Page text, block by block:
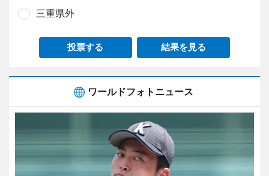
三重県外
投票する 結果を見る
ワールドフォトニュース